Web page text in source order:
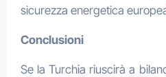
sicurezza energetica
Conclusioni
Se la Turchia riuscirà a